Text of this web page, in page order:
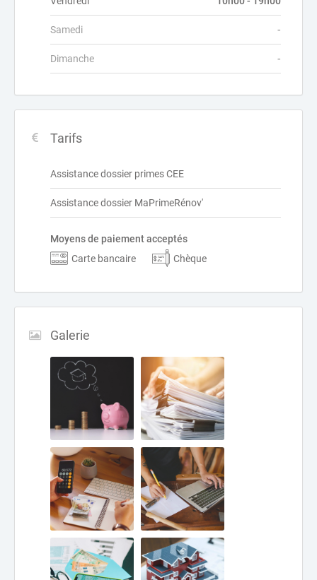
Samedi -
Dimanche -
Tarifs
Assistance dossier primes CEE
Assistance dossier MaPrimeRénov'
Moyens de paiement acceptés
Carte bancaire
Chèque
Galerie